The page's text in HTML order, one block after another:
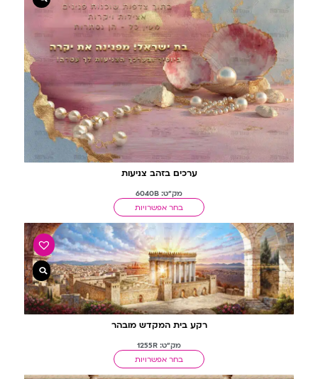
ערכים בזהב צניעות
מק"ט: 6040B
בחר אפשרויות
רקע בית המקדש מובהר
מק"ט: 1255R
בחר אפשרויות